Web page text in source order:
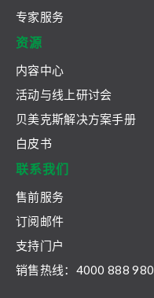
专家服务
资源
内容中心
活动与线上研讨会
贝美克斯解决方案手册
白皮书
联系我们
售前服务
订阅邮件
支持门户
销售热线：4000 888 980